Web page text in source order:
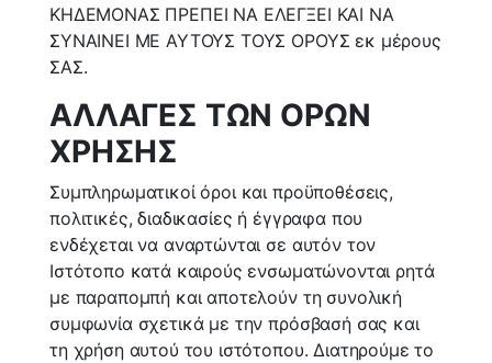
ΚΗΔΕΜΟΝΑΣ ΠΡΕΠΕΙ ΝΑ ΕΛΕΓΞΕΙ ΚΑΙ ΝΑ
ΣΥΝΑΙΝΕΙ ΜΕ ΑΥΤΟΥΣ ΤΟΥΣ ΟΡΟΥΣ εκ μέρους
ΣΑΣ.
ΑΛΛΑΓΕΣ ΤΩΝ ΟΡΩΝ
ΧΡΗΣΗΣ
Συμπληρωματικοί όροι και προϋποθέσεις,
πολιτικές, διαδικασίες ή έγγραφα που
ενδέχεται να αναρτώνται σε αυτόν τον
Ιστότοπο κατά καιρούς ενσωματώνονται ρητά
με παραπομπή και αποτελούν τη συνολική
συμφωνία σχετικά με την πρόσβασή σας και
τη χρήση αυτού του ιστότοπου. Διατηρούμε το